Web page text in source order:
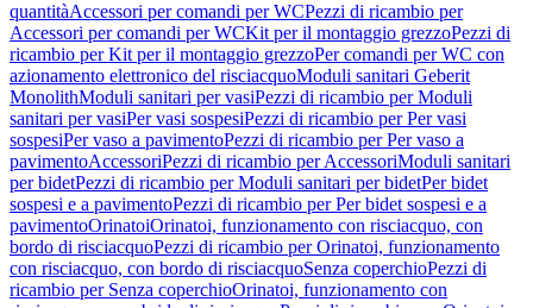
quantitàAccessori per comandi per WCPezzi di ricambio per
Accessori per comandi per WCKit per il montaggio grezzoPezzi di
ricambio per Kit per il montaggio grezzoPer comandi per WC con
azionamento elettronico del risciacquoModuli sanitari Geberit
MonolithModuli sanitari per vasiPezzi di ricambio per Moduli
sanitari per vasiPer vasi sospesiPezzi di ricambio per Per vasi
sospesiPer vaso a pavimentoPezzi di ricambio per Per vaso a
pavimentoAccessoriPezzi di ricambio per AccessoriModuli sanitari
per bidetPezzi di ricambio per Moduli sanitari per bidetPer bidet
sospesi e a pavimentoPezzi di ricambio per Per bidet sospesi e a
pavimentoOrinatoiOrinatoi, funzionamento con risciacquo, con
bordo di risciacquoPezzi di ricambio per Orinatoi, funzionamento
con risciacquo, con bordo di risciacquoSenza coperchioPezzi di
ricambio per Senza coperchioOrinatoi, funzionamento con